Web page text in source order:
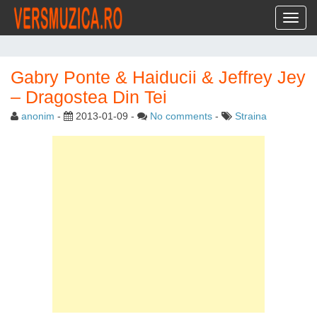
Gabry Ponte & Haiducii & Jeffrey Jey
– Dragostea Din Tei
anonim - 2013-01-09 - No comments - Straina